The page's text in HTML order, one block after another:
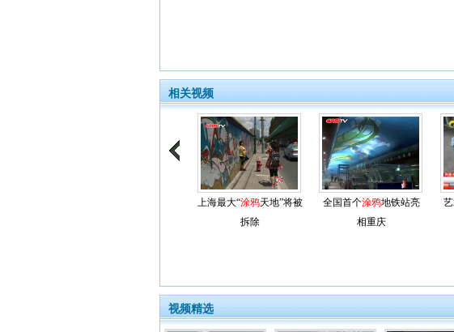
相关视频
上海最大“涂鸦天地”将被
拆除
全国首个涂鸦地铁站亮
相重庆
视频精选